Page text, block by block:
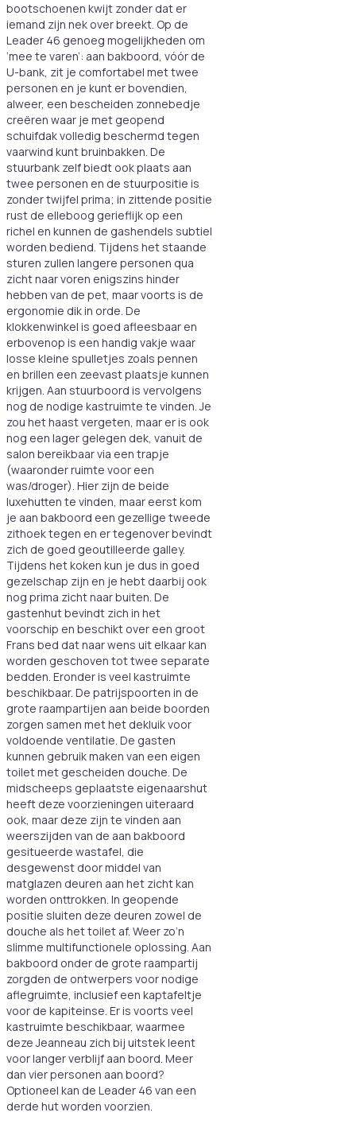
bootschoenen kwijt zonder dat er
iemand zijn nek over breekt. Op de
Leader 46 genoeg mogelijkheden om
‘mee te varen’: aan bakboord, vóór de
U-bank, zit je comfortabel met twee
personen en je kunt er bovendien,
alweer, een bescheiden zonnebedje
creëren waar je met geopend
schuifdak volledig beschermd tegen
vaarwind kunt bruinbakken. De
stuurbank zelf biedt ook plaats aan
twee personen en de stuurpositie is
zonder twijfel prima; in zittende positie
rust de elleboog gerieflijk op een
richel en kunnen de gashendels subtiel
worden bediend. Tijdens het staande
sturen zullen langere personen qua
zicht naar voren enigszins hinder
hebben van de pet, maar voorts is de
ergonomie dik in orde. De
klokkenwinkel is goed afleesbaar en
erbovenop is een handig vakje waar
losse kleine spulletjes zoals pennen
en brillen een zeevast plaatsje kunnen
krijgen. Aan stuurboord is vervolgens
nog de nodige kastruimte te vinden. Je
zou het haast vergeten, maar er is ook
nog een lager gelegen dek, vanuit de
salon bereikbaar via een trapje
(waaronder ruimte voor een
was/droger). Hier zijn de beide
luxehutten te vinden, maar eerst kom
je aan bakboord een gezellige tweede
zithoek tegen en er tegenover bevindt
zich de goed geoutilleerde galley.
Tijdens het koken kun je dus in goed
gezelschap zijn en je hebt daarbij ook
nog prima zicht naar buiten. De
gastenhut bevindt zich in het
voorschip en beschikt over een groot
Frans bed dat naar wens uit elkaar kan
worden geschoven tot twee separate
bedden. Eronder is veel kastruimte
beschikbaar. De patrijspoorten in de
grote raampartijen aan beide boorden
zorgen samen met het dekluik voor
voldoende ventilatie. De gasten
kunnen gebruik maken van een eigen
toilet met gescheiden douche. De
midscheeps geplaatste eigenaarshut
heeft deze voorzieningen uiteraard
ook, maar deze zijn te vinden aan
weerszijden van de aan bakboord
gesitueerde wastafel, die
desgewenst door middel van
matglazen deuren aan het zicht kan
worden onttrokken. In geopende
positie sluiten deze deuren zowel de
douche als het toilet af. Weer zo’n
slimme multifunctionele oplossing. Aan
bakboord onder de grote raampartij
zorgden de ontwerpers voor nodige
aflegruimte, inclusief een kaptafeltje
voor de kapiteinse. Er is voorts veel
kastruimte beschikbaar, waarmee
deze Jeanneau zich bij uitstek leent
voor langer verblijf aan boord. Meer
dan vier personen aan boord?
Optioneel kan de Leader 46 van een
derde hut worden voorzien.